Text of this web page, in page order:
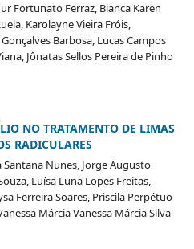
Fortunato Ferraz, Bianca Karen
Karolayne Vieira Fróis,
Barbosa, Lucas Campos
Jônatas Sellos Pereira de Pinho
NO TRATAMENTO DE LIMAS
RADICULARES
Nunes, Jorge Augusto
Luísa Luna Lopes Freitas,
Ferreira Soares, Priscila Perpétuo
Márcia Vanessa Márcia Silva